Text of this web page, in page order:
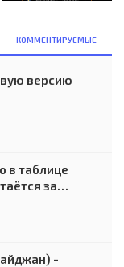
КОММЕНТИРУЕМЫЕ
версию
в таблице
за
-